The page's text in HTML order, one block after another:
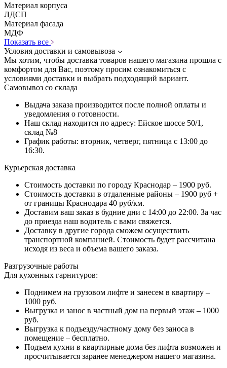
Материал корпуса
ЛДСП
Материал фасада
МДФ
Показать все
Условия доставки и самовывоза
Мы хотим, чтобы доставка товаров нашего магазина прошла с
комфортом для Вас, поэтому просим ознакомиться с
условиями доставки и выбрать подходящий вариант.
Самовывоз со склада
Выдача заказа производится после полной оплаты и
уведомления о готовности.
Наш склад находится по адресу: Ейское шоссе 50/1,
склад №8
График работы: вторник, четверг, пятница с 13:00 до
16:30.
Курьерская доставка
Стоимость доставки по городу Краснодар – 1900 руб.
Стоимость доставки в отдаленные районы – 1900 руб +
от границы Краснодара 40 руб/км.
Доставим ваш заказ в будние дни с 14:00 до 22:00. За час
до приезда наш водитель с вами свяжется.
Доставку в другие города сможем осуществить
транспортной компанией. Стоимость будет рассчитана
исходя из веса и объема вашего заказа.
Разгрузочные работы
Для кухонных гарнитуров:
Поднимем на грузовом лифте и занесем в квартиру –
1000 руб.
Выгрузка и занос в частный дом на первый этаж – 1000
руб.
Выгрузка к подъезду/частному дому без заноса в
помещение – бесплатно.
Подъем кухни в квартирные дома без лифта возможен и
просчитывается заранее менеджером нашего магазина.